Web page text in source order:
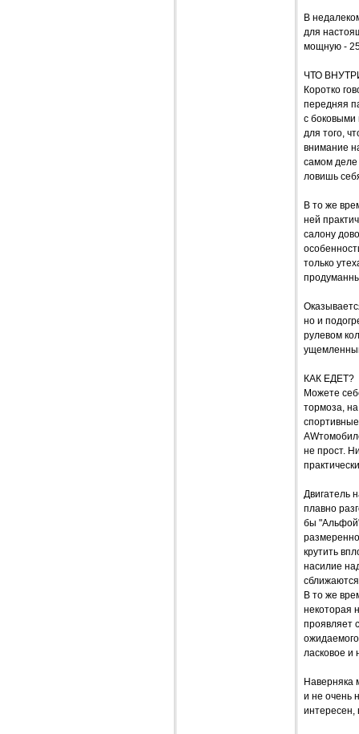
В
для
мощную -
ЧТО
Коротко
передняя
с боковыми
для того,
внимание
самом деле
ловишь
В то же
ней
салону
только
но и
рулевом
КАК ЕДЕТ?
Можете
тормоза,
не прост.
Двигатель
плавно
бы
крутить
насилие
В то же
некоторая
проявляет
ласковое и
Наверняка
и не очень
интересен,